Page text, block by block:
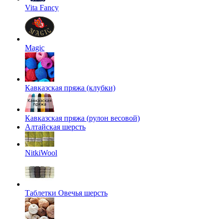
Vita Fancy
Magic
Кавказская пряжа (клубки)
Кавказская пряжа (рулон весовой)
Алтайская шерсть
NitkiWool
Таблетки Овечья шерсть